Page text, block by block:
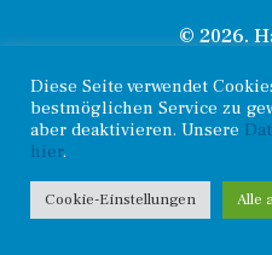
© 2026.
Impressum.
Diese Seite verwendet
bestmöglichen Service zu
aber deaktivieren. Unsere
hier.
Cookie-Einstellungen Alle